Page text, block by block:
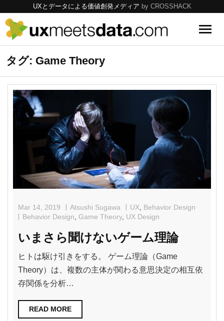
UXとデータによる価値創発メディア by CROSSHACK
UX
Data
Tools
タグ: Game Theory
Mar 14, 2019 Atsushi Sugawa UX Behavior Design
Behavior Design
Game Theory, UX Design
いまさら聞けないゲーム理論
ヒトは駆け引きをする。 ゲーム理論（Game
Theory）は、複数の主体が関わる意思決定の相互依
存関係を分析…
READ MORE